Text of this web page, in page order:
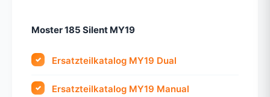
Moster 185 Silent MY19
Ersatzteilkatalog MY19 Dual
Ersatzteilkatalog MY19 Manual